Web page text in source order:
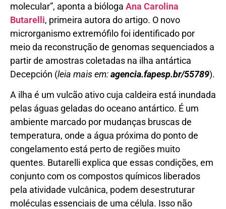
molecular”, aponta a bióloga Ana Carolina
Butarelli, primeira autora do artigo. O novo
microrganismo extremófilo foi identificado por
meio da reconstrução de genomas sequenciados a
partir de amostras coletadas na ilha antártica
Decepción (leia mais em:agencia.fapesp.br/55789).
A ilha é um vulcão ativo cuja caldeira está inundada
pelas águas geladas do oceano antártico. É um
ambiente marcado por mudanças bruscas de
temperatura, onde a água próxima do ponto de
congelamento está perto de regiões muito
quentes. Butarelli explica que essas condições, em
conjunto com os compostos químicos liberados
pela atividade vulcânica, podem desestruturar
moléculas essenciais de uma célula. Isso não